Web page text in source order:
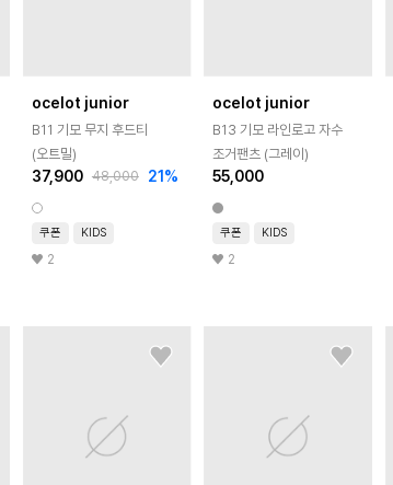
ocelot junior
B11 기모 무지 후드티
(오트밀)
37,900 48,000 21 %
쿠폰 KIDS
2
ocelot junior
B13 기모 라인로고 자수
조거팬츠 (그레이)
55,000
쿠폰 KIDS
2